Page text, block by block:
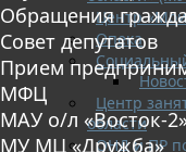
Центр
Опека
Центр
области
ОНД и ПР
Обращения
Совет депутатов
Прием
МФЦ
МАУ о/л «Восток-
МУ МЦ «Дружба»